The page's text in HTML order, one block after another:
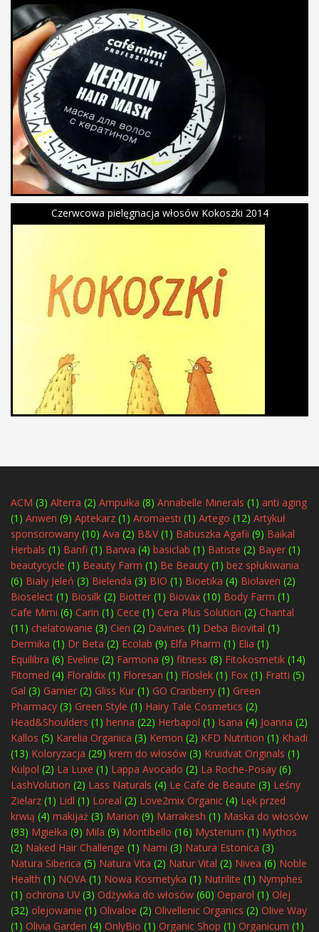
Czerwcowa pielęgnacja włosów Kokoszki 2014
ACM (3) Alterra (2) Ampułka (8) Annabelle Minerals (1) anti aging
(1) Anwen (9) Aptekarz (1) Aromaesti (1) Artego (12) Artykuł
sponsorowany (10) Ava (2) B&V(1) Babuszka Agafii (9) Baikal
Herbals (1) Banfi (1) Barwa (4) basiclab (1) Batiste (2) Bayer (1)
beautycycle (1) Beauty Farm (1) Be Beauty (1) bez spłukiwania
(6) Biały Jeleń (3) Bielenda (3) BIO (1) Bioetika (4) Biolaven (2)
Bioselect (1) Biosilk (2) Biotter (1) Biovax (10) Body Farm (1)
Cafe Mimi (6) Carin (1) Cece (1) Cera Plus Solution (2) Chantal
(11) chelatowanie (3) Cien (2) Davines (1) Deba Biovital (1)
Dermika (1) Dr Beta (2) Ecolab (9) Elfa Pharm (1) Elia (1)
Equilibra (6) Eveline (2) Farmona (9) fitness (8) Fitokosmetik (14)
Fitomed (4) Floraldix (1) Floresan (1) Floslek (1) Fox (1) Fratti (5)
Gal (3) Garnier (2) Gliss Kur (1) GO Cranberry (1) Green
Pharmacy (3) Green Style (1) Hairy Tale Cosmetics (2)
Head&Shoulders (1) henna (22) Herbapol (1) Isana (4) Joanna (2)
Kallos (5) Karelia Organica (3) Kemon (2) KFD Nutrition (1) Khadi
(13) Koloryzacja (29) krem do włosów (3) Kruidvat Originals (1)
Kulpol (2) La Luxe (1) Lappa Avocado (2) La Roche-Posay (6)
LashVolution (2) Lass Naturals (4) Le Cafe de Beaute (3) Leśny
Zielarz (1) Lidl (1) Loreal (2) Love2mix Organic (4) Lęk przed
krwią (4) makijaż (3) Marion (9) Marrakesh (1) Maska do włosów
(93) Mgiełka (9) Mila (9) Montibello (16) Mysterium (1) Mythos
(2) Naked Hair Challenge (1) Nami (3) Natura Estonica (3)
Natura Siberica (5) Natura Vita (2) Natur Vital (2) Nivea (6) Noble
Health (1) NOVA (1) Nowa Kosmetyka (1) Nutrilite (1) Nymphes
(1) ochrona UV(3) Odżywka do włosów (60) Oeparol (1) Olej
(32) olejowanie (1) Olivaloe (2) Olivellenic Organics (2) Olive Way
(1) Olivia Garden (4) OnlyBio (1) Organic Shop (1) Organicum (1)